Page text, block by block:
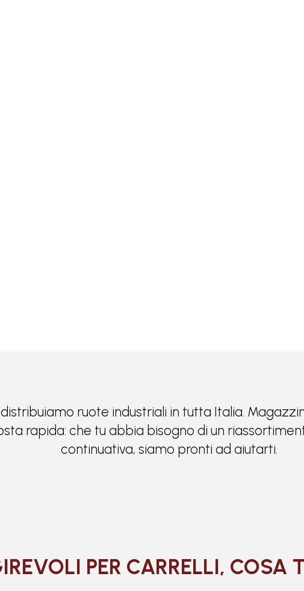
ruote industriali in tutta Italia.
rapida: che tu abbia bisogno di un
continuativa, siamo pronti ad aiutarti.
PER CARRELLI, COSA